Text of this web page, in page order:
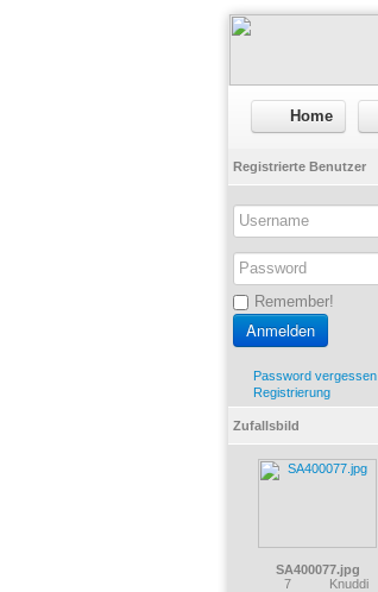
Home
Registrierte Benutzer
Remember!
Password vergessen
Registrierung
Zufallsbild
SA400077.jpg
7
Knuddi